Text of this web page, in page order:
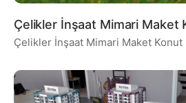
Çelikler İnşaat Mimari Maket
Çelikler İnşaat Mimari Maket Konut